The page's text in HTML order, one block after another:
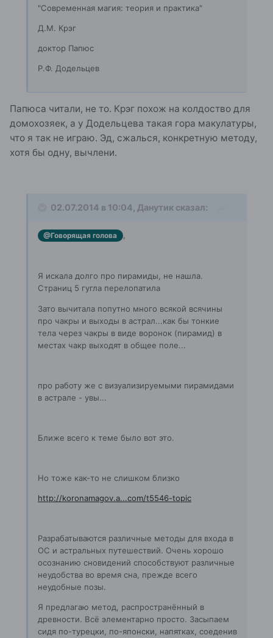
"Современная магия: теория и практика"
Д.М. Крэг
доктор Папюс
Р.Ф. Додельцев
Папюса читали, не то. Крэг похож на колдоство для
домохозяек, а у Додельцева такая гора макулатуры,
что я так не играю. Эд, сжалься, конкретную методу,
хотя бы одну, вычлени.
02.07.2014 в 10:04, Данутик сказал:
@Говорящая голова ,
Я искала долго про пирамиды, не нашла.
Страниц 5 гугла перелопатила
Зато вычитала попутно много всякой всячины
про чакры и выходы в астрал...как бы тонкие
тела через чакры в виде воронок (пирамид) в
местах чакр выходят в общее поле...
про работу же с визуализируемыми пирамидами
в астрале - увы...
Ближе всего к теме было вот это.
Но тоже как-то не слишком близко
http://koronamagov.a...com/t5546-topic
Разрабатываются различные методы для входа в
ОС и астральных путешествий. Очень хорошо
осознанию сновидений способствуют различные
неудобства во время сна, прежде всего
неудобные позы.
Я предлагаю метод, распространённый в
древности. Всё элементарно просто. Засыпаем
сидя по-турецки, по-японски, напятках, соеденив